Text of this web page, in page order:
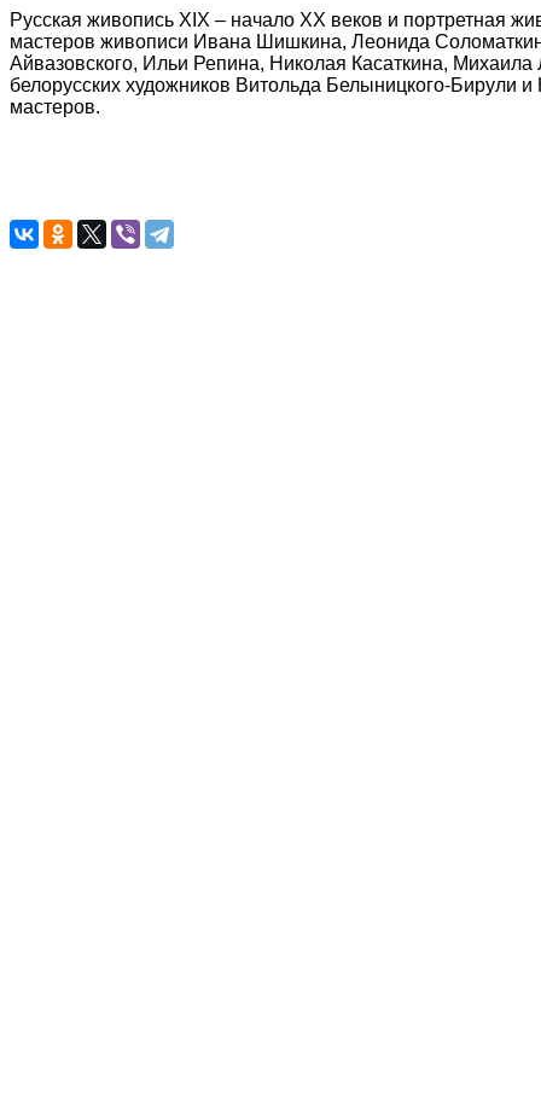
Русская живопись XIX – начало XX веков и портретная
мастеров живописи Ивана Шишкина, Леонида
Айвазовского, Ильи Репина, Николая Касаткина,
белорусских художников Витольда Белыницкого-Бирули
мастеров.